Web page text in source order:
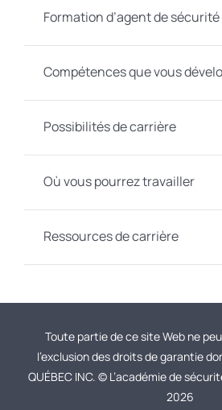
Formation d’agent de sécurité
Compétences que vous
Possibilités de carrière
Où vous pourrez travailler
Ressources de carrière
Toute partie de ce site Web ne
l’exclusion des droits de garantie
QUÉBEC INC. © L’académie de
2026